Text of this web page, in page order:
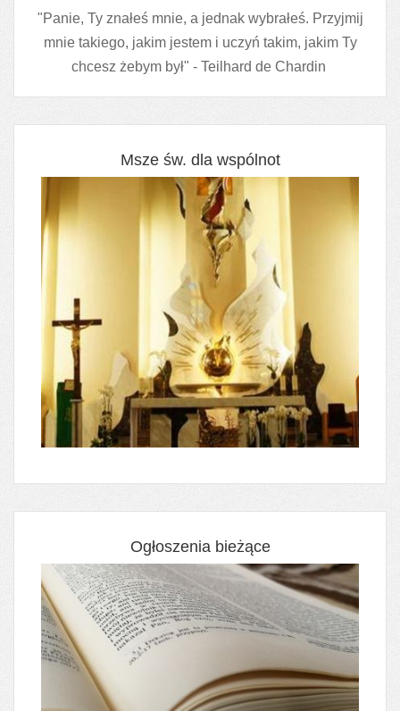
"Panie, Ty znałeś mnie, a jednak wybrałeś. Przyjmij
mnie takiego, jakim jestem i uczyń takim, jakim Ty
chcesz żebym był" - Teilhard de Chardin
Msze św. dla wspólnot
Ogłoszenia bieżące